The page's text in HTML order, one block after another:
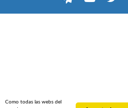
Como todas las webs del